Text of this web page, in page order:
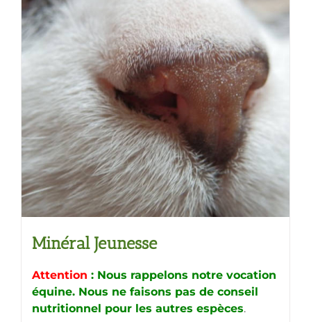
plusieurs
variations.
Les
options
peuvent
être
choisies
sur
la
page
du
produit
Minéral Jeunesse
Attention : Nous rappelons notre vocation
équine. Nous ne faisons pas de conseil
nutritionnel pour les autres espèces.